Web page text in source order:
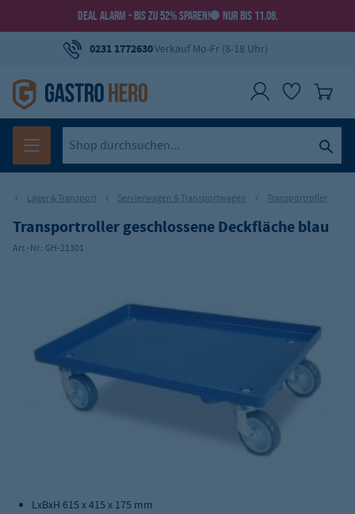
DEAL ALARM - BIS ZU 52% SPAREN! NUR BIS 11.08.
0231 1772630Verkauf Mo-Fr (8-18 Uhr)
Lager & Transport Servierwagen & Transportwagen Transportroller
Transportroller geschlossene Deckfläche blau
Art.-Nr.: GH-21301
LxBxH 615 x 415 x 175 mm